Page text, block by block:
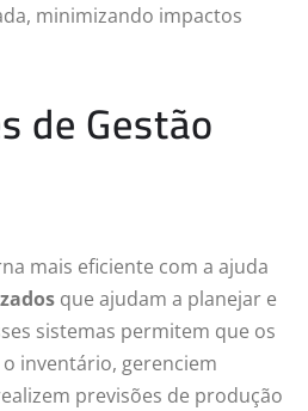
minimizando impactos
de Gestão
mais eficiente com a ajuda
que ajudam a planejar e
sistemas permitem que os
inventário, gerenciem
previsões de produção